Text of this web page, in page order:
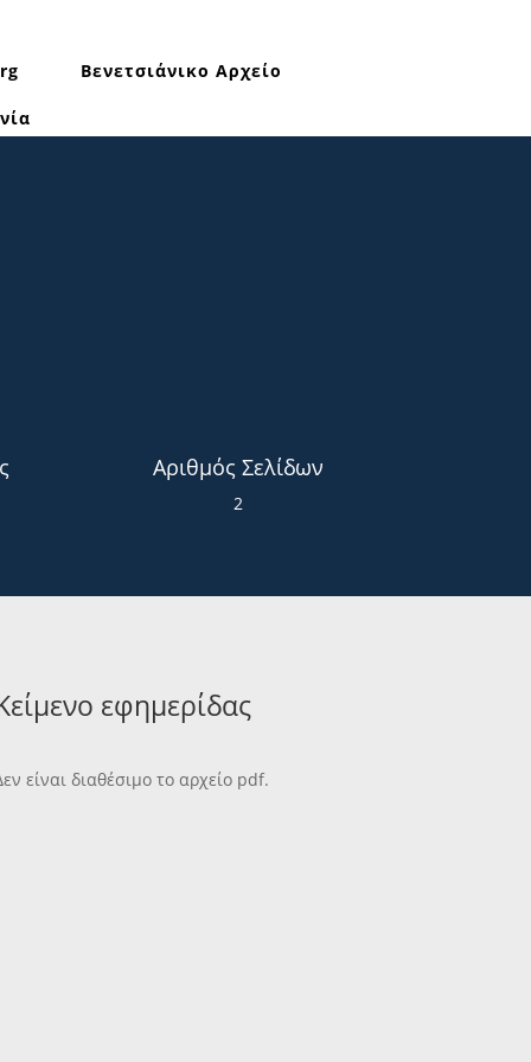
Βενετσιάνικο Αρχείο
Αριθμός Σελίδων
2
εφημερίδας
είναι διαθέσιμο το αρχείο pdf.